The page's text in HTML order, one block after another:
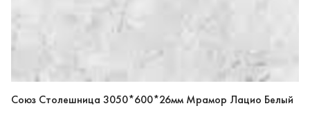
Союз Столешница 3050*600*26мм Мрамор Лацио Белый